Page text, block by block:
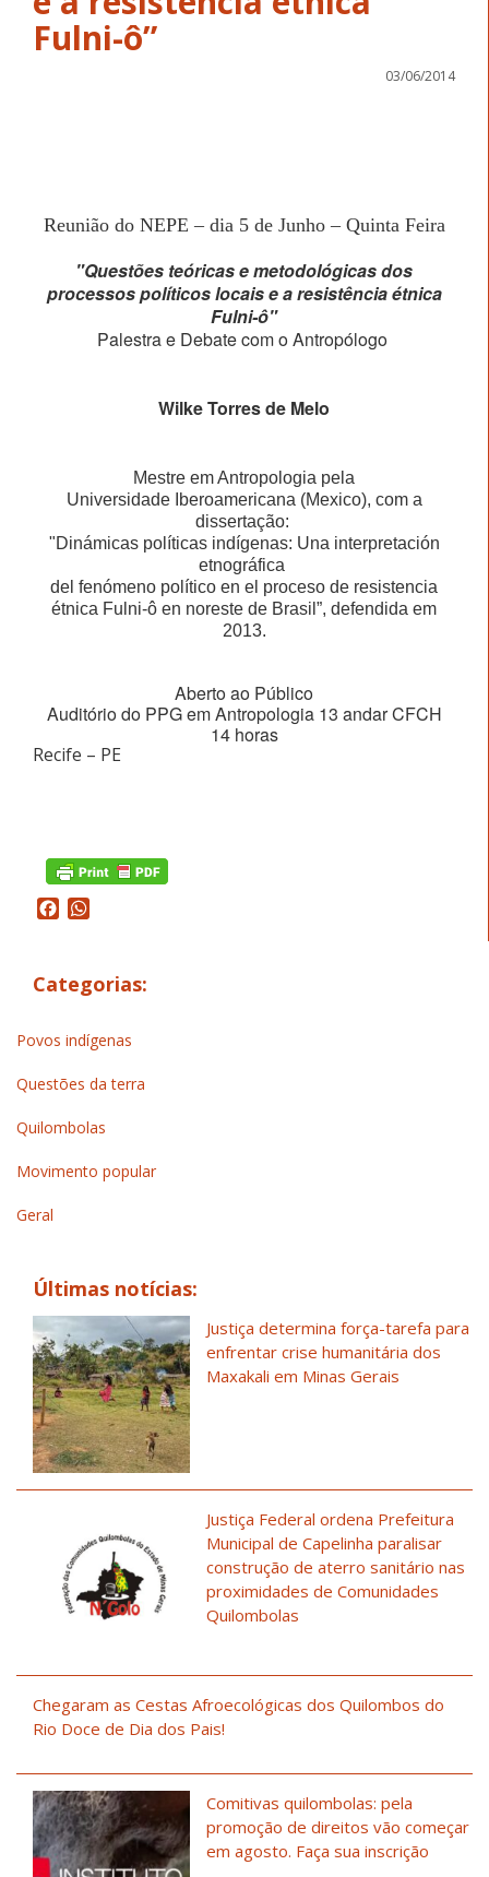
Fulni-ô”
03/06/2014
Reunião do NEPE – dia 5 de Junho – Quinta Feira
"Questões teóricas e metodológicas dos
processos políticos locais e a resistência étnica
Fulni-ô"
Palestra e Debate com o Antropólogo
Wilke Torres de Melo
Mestre em Antropologia pela
Universidade Iberoamericana (Mexico), com a
dissertação:
"Dinámicas políticas indígenas: Una interpretación
etnográfica
del fenómeno político en el proceso de resistencia
étnica Fulni-ô en noreste de Brasil”, defendida em
2013.
Aberto ao Público
Auditório do PPG emAntropologia 13 andar CFCH
14 horas
Recife – PE
Facebook
Categorias:
Povos indígenas
Questões da terra
Quilombolas
Movimento popular
Geral
Últimas notícias:
Justiça determina força-tarefa para
enfrentar crise humanitária dos
Maxakali em Minas Gerais
Justiça Federal ordena Prefeitura
Municipal de Capelinha paralisar
construção de aterro sanitário nas
proximidades de Comunidades
Quilombolas
Chegaram as Cestas Afroecológicas dos Quilombos do
Rio Doce de Dia dos Pais!
Comitivas quilombolas: pela
promoção de direitos vão começar
em agosto. Faça sua inscrição